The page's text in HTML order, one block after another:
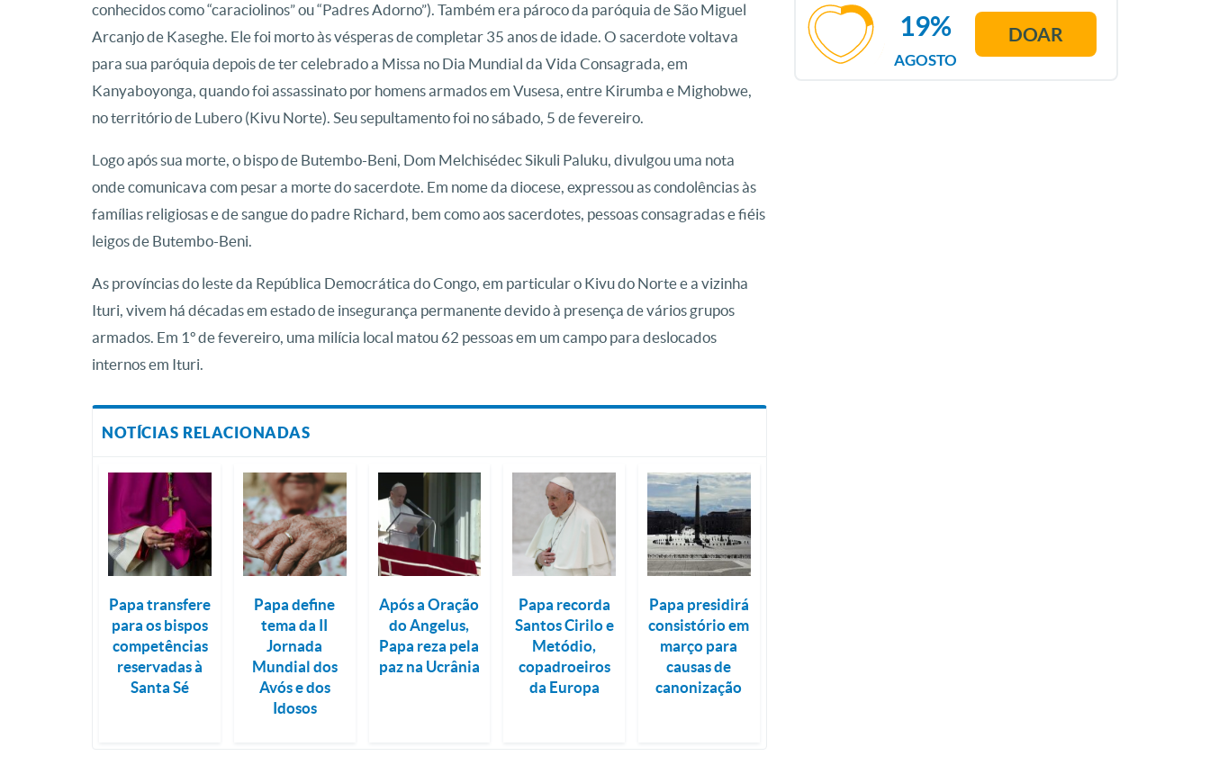
conhecidos como “caraciolinos” ou “Padres Adorno”). Também era pároco da paróquia de São Miguel
Arcanjo de Kaseghe. Ele foi morto às vésperas de completar 35 anos de idade. O sacerdote voltava
para sua paróquia depois de ter celebrado a Missa no Dia Mundial da Vida Consagrada, em
Kanyaboyonga, quando foi assassinato por homens armados em Vusesa, entre Kirumba e Mighobwe,
no território de Lubero (Kivu Norte). Seu sepultamento foi no sábado, 5 de fevereiro.
Logo após sua morte, o bispo de Butembo-Beni, Dom Melchisédec Sikuli Paluku, divulgou uma nota
onde comunicava com pesar a morte do sacerdote. Em nome da diocese, expressou as condolências às
famílias religiosas e de sangue do padre Richard, bem como aos sacerdotes, pessoas consagradas e fiéis
leigos de Butembo-Beni.
As províncias do leste da República Democrática do Congo, em particular o Kivu do Norte e a vizinha
Ituri, vivem há décadas em estado de insegurança permanente devido à presença de vários grupos
armados. Em 1º de fevereiro, uma milícia local matou 62 pessoas em um campo para deslocados
internos em Ituri.
NOTÍCIAS RELACIONADAS
Papa transfere
para os bispos
competências
reservadas à
Santa Sé
Papa define
tema da II
Jornada
Mundial dos
Avós e dos
Idosos
Após a Oração
do Angelus,
Papa reza pela
paz na Ucrânia
Papa recorda
Santos Cirilo e
Metódio,
copadroeiros
da Europa
Papa presidirá
consistório em
março para
causas de
canonização
AGOSTO
19% DOAR